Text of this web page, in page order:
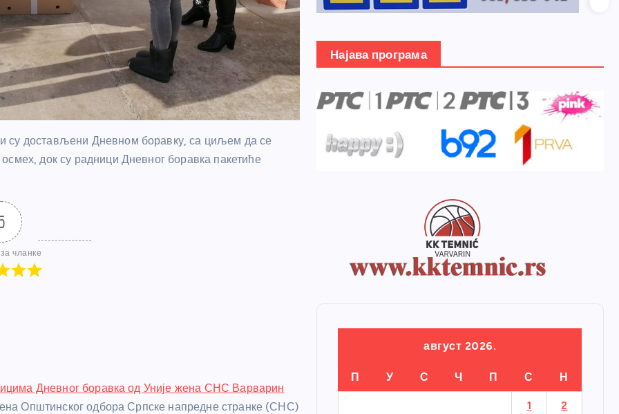
су достављени Дневном боравку, са циљем да се
док су радници Дневног боравка пакетиће
чланке
Дневног боравка од Уније жена СНС Варварин
Општинског одбора Српске напредне странке (СНС)
Најава програма
август 2026.
П У С Ч П С Н
1 2